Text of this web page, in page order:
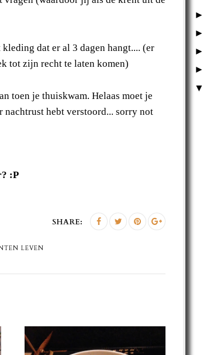
dat er al 3 dagen hangt.... (er
tot zijn recht te laten komen)
toen je thuiskwam. Helaas moet je
nachtrust hebt verstoord... sorry not
:P
SHARE:
LEVEN
►
►
►
►
▼